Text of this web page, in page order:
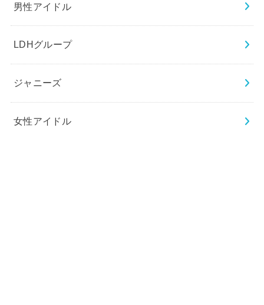
男性アイドル
LDHグループ
ジャニーズ
女性アイドル